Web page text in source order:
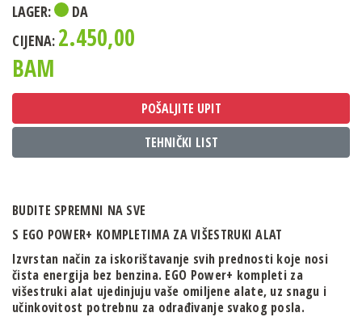
LAGER:
DA
CIJENA: 2.450,00
BAM
POŠALJITE UPIT
TEHNIČKI LIST
BUDITE SPREMNI NA SVE
S EGO POWER+ KOMPLETIMA ZA VIŠESTRUKI ALAT
Izvrstan način za iskorištavanje svih prednosti koje nosi
čista energija bez benzina. EGO Power+ kompleti za
višestruki alat ujedinjuju vaše omiljene alate, uz snagu i
učinkovitost potrebnu za odrađivanje svakog posla.